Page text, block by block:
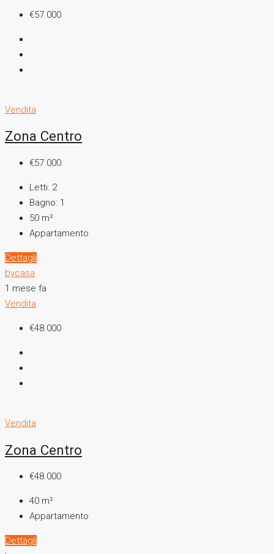
€57.000
Vendita
Zona Centro
€57.000
Letti: 2
Bagno: 1
50 m²
Appartamento
Dettagli
bycasa
1 mese fa
Vendita
€48.000
Vendita
Zona Centro
€48.000
40 m²
Appartamento
Dettagli